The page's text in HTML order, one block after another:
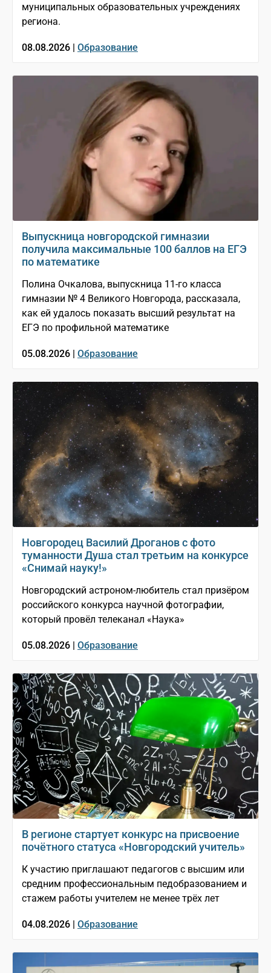
муниципальных образовательных учреждениях
региона.
08.08.2026 | Образование
Выпускница новгородской гимназии
получила максимальные 100 баллов на ЕГЭ
по математике
Полина Очкалова, выпускница 11-го класса
гимназии № 4 Великого Новгорода, рассказала,
как ей удалось показать высший результат на
ЕГЭ по профильной математике
05.08.2026 | Образование
Новгородец Василий Дроганов с фото
туманности Душа стал третьим на конкурсе
«Снимай науку!»
Новгородский астроном-любитель стал призёром
российского конкурса научной фотографии,
который провёл телеканал «Наука»
05.08.2026 | Образование
В регионе стартует конкурс на присвоение
почётного статуса «Новгородский учитель»
К участию приглашают педагогов с высшим или
средним профессиональным педобразованием и
стажем работы учителем не менее трёх лет
04.08.2026 | Образование